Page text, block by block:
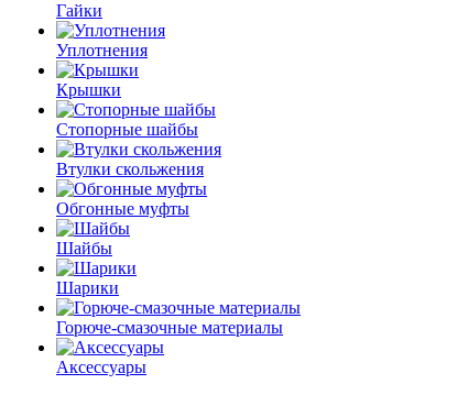
Гайки
Уплотнения
Крышки
Стопорные шайбы
Втулки скольжения
Обгонные муфты
Шайбы
Шарики
Горюче-смазочные материалы
Аксессуары